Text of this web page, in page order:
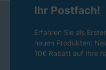
Ihr Postfach!
Erfahren Sie als
neuen Produkten:
10€ Rabatt auf Ihre